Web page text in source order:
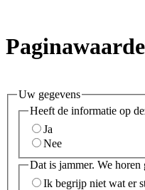
Uw gegevens
Heeft de informatie op
Ja
Nee
Dat is jammer. We horen
Ik begrijp niet wat er